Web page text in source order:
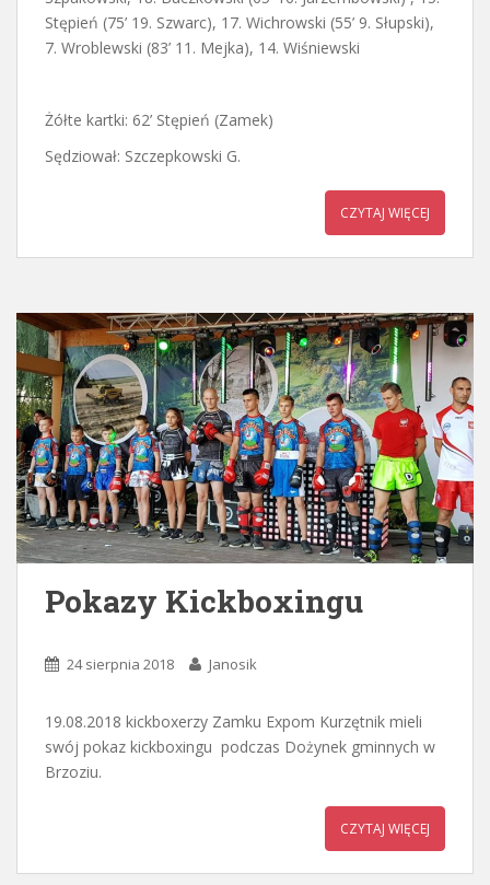
Stępień (75’ 19. Szwarc), 17. Wichrowski (55’ 9. Słupski),
7. Wroblewski (83’ 11. Mejka), 14. Wiśniewski
Żółte kartki: 62’ Stępień (Zamek)
Sędziował: Szczepkowski G.
CZYTAJ WIĘCEJ
Pokazy Kickboxingu
24 sierpnia 2018 Janosik
19.08.2018 kickboxerzy Zamku Expom Kurzętnik mieli
swój pokaz kickboxingu podczas Dożynek gminnych w
Brzoziu.
CZYTAJ WIĘCEJ